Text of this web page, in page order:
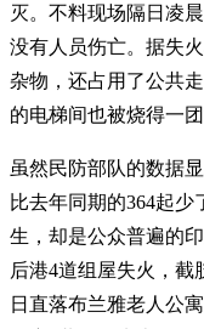
灭。不料现场隔日凌
没有人员伤亡。据失
杂物，还占用了公共
的电梯间也被烧得一
虽然民防部队的数据
比去年同期的364起少
生，却是公众普遍的
后港4道组屋失火，截
日直落布兰雅老人公